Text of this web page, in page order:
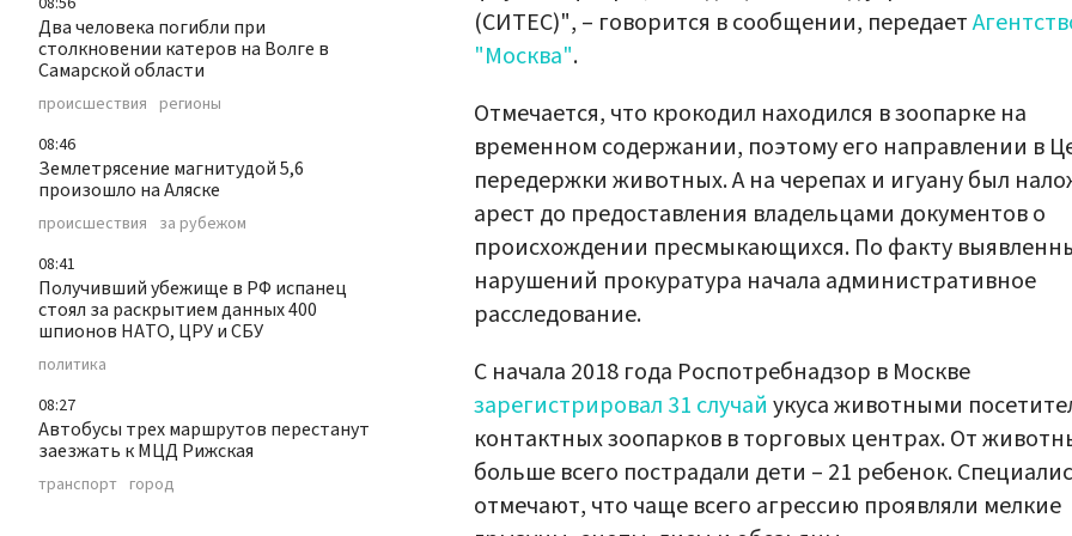
Два человека погибли при
столкновении катеров на Волге в
Самарской области
происшествия регионы
08:46
Землетрясение магнитудой 5,6
произошло на Аляске
происшествия за рубежом
08:41
Получивший убежище в РФ испанец
стоял за раскрытием данных 400
шпионов НАТО, ЦРУ и СБУ
политика
08:27
Автобусы трех маршрутов перестанут
заезжать к МЦД Рижская
транспорт город
(СИТЕС)", – говорится в сообщении, передает
"Москва".
Отмечается, что крокодил находился в зоопарке на
временном содержании, поэтому его направлении в
передержки животных. А на черепах и игуану был
арест до предоставления владельцами документов о
происхождении пресмыкающихся. По факту
нарушений прокуратура начала административное
расследование.
С начала 2018 года Роспотребнадзор в Москве
зарегистрировал 31 случай укуса животными
контактных зоопарков в торговых центрах. От
больше всего пострадали дети – 21 ребенок.
отмечают, что чаще всего агрессию проявляли мелкие